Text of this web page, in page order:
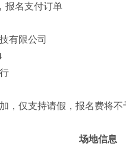
报名支付订单
有限公司
，仅支持请假，报名费将不
场地信息